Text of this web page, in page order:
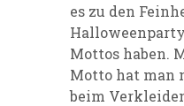
es zu den
Mottos haben.
Motto hat man
beim